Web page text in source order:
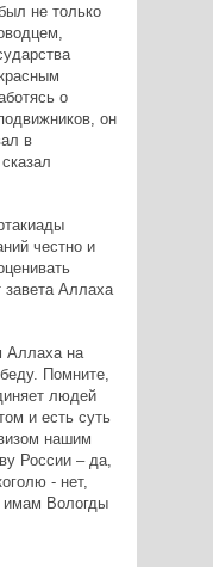
не только
о
он
в
честно и
завета Аллаха
Аллаха на
Помните,
людей
и есть суть
нашим
России – да,
- нет,
имам Вологды